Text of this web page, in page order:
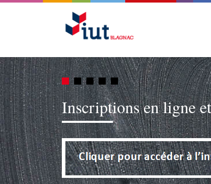
Inscriptions en ligne